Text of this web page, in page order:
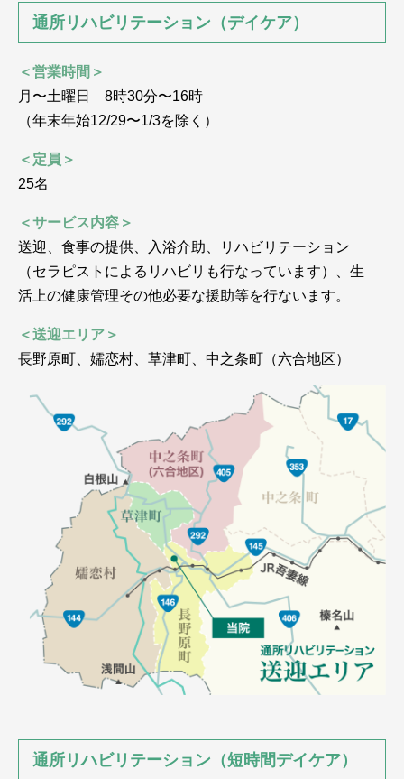
通所リハビリテーション（デイケア）
＜営業時間＞
月〜土曜日 8時30分〜16時
（年末年始12/29〜1/3を除く）
＜定員＞
25名
＜サービス内容＞
送迎、食事の提供、入浴介助、リハビリテーション
（セラピストによるリハビリも行なっています）、生
活上の健康管理その他必要な援助等を行ないます。
＜送迎エリア＞
長野原町、嬬恋村、草津町、中之条町（六合地区）
通所リハビリテーション（短時間デイケア）